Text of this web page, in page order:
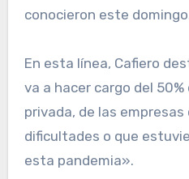
conocieron este
En esta línea, Cafiero
va a hacer cargo del
privada, de las
dificultades o que
esta pandemia».